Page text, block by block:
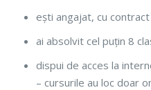
ești angajat, cu
ai absolvit cel puțin 8
dispui de acces la
– cursurile au loc doar